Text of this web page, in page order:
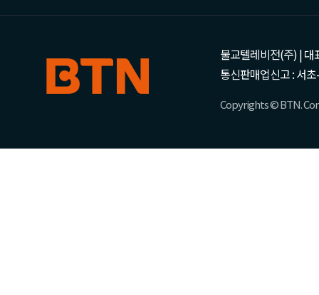
불교텔레비전(주) | 대
통신판매업신고 : 서
Copyrights © BTN.